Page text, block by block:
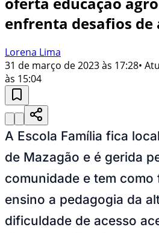
enfrenta desafios de
Lorena Lima
31 de março de 2023 às 17:28•
às 15:04
A Escola Família fica
de Mazagão e é gerida
comunidade e tem
ensino a pedagogia da
dificuldade de acesso